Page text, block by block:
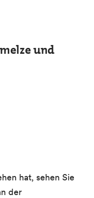
und
hat, sehen Sie
der